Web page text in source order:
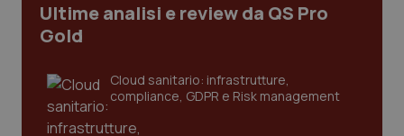
Ultime analisi e review da QS Pro
Gold
Cloud sanitario: infrastrutture,
compliance, GDPR e Risk management
Nome
Fornitore / Dominio